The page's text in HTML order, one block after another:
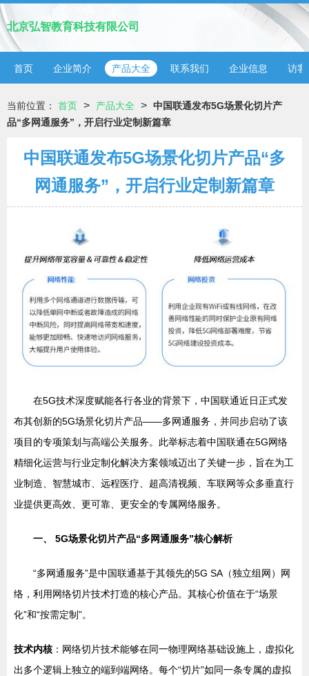
北京弘智教育科技有限公司
首页 企业简介 产品大全 联系我们 企业信息 访客
当前位置： 首页 > 产品大全 > 中国联通发布5G场景化切片产
品“多网通服务”，开启行业定制新篇章
中国联通发布5G场景化切片产品“多
网通服务”，开启行业定制新篇章
在5G技术深度赋能各行各业的背景下，中国联通近日正式发
布其创新的5G场景化切片产品——多网通服务，并同步启动了该
项目的专项策划与高端公关服务。此举标志着中国联通在5G网络
精细化运营与行业定制化解决方案领域迈出了关键一步，旨在为工
业制造、智慧城市、远程医疗、超高清视频、车联网等众多垂直行
业提供更高效、更可靠、更安全的专属网络服务。
一、 5G场景化切片产品“多网通服务”核心解析
“多网通服务”是中国联通基于其领先的5G SA（独立组网）网
络，利用网络切片技术打造的核心产品。其核心价值在于“场景
化”和“按需定制”。
技术内核 ：网络切片技术能够在同一物理网络基础设施上，虚拟化
出多个逻辑上独立的端到端网络。每个“切片”如同一条专属的虚拟